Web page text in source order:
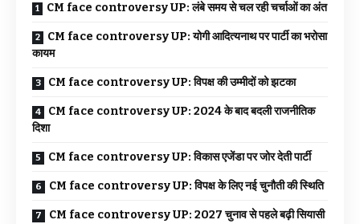
CM face controversy UP: लंबे समय से चल रही चर्चाओं का अंत
CM face controversy UP: योगी आदित्यनाथ पर पार्टी का भरोसा
कायम
CM face controversy UP: विपक्ष की उम्मीदों को झटका
CM face controversy UP: 2024 के बाद बदली राजनीतिक
दिशा
CM face controversy UP: विकास एजेंडा पर जोर देती पार्टी
CM face controversy UP: विपक्ष के लिए नई चुनौती की स्थिति
CM face controversy UP: 2027 चुनाव से पहले बढ़ी सियासी